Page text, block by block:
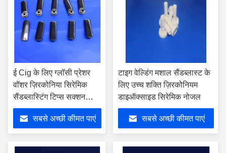
ई Cig के लिए ग्लॉसी प्रेशर
वॉशर ज़िरकोनिया सिरेमिक
सैंडब्लास्टिंग टिप्स सक्शन
नोजल
सबसे अच्छी कीमत पाएं
टाइग वेल्डिंग मशाल सैंडब्लास्ट के
लिए उच्च शक्ति ज़िरकोनियम
डाइऑक्साइड सिरेमिक नोजल
सबसे अच्छी कीमत पाएं